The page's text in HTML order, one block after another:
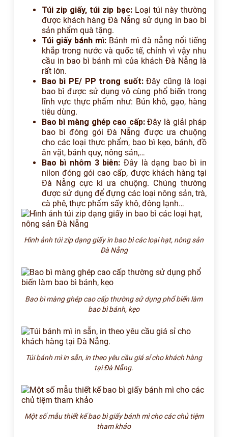
Túi zip giấy, túi zip bạc:Loại túi này thường
được khách hàng Đà Nẵng sử dụng in bao bì
sản phẩm quà tặng.
Túi giấy bánh mì:Bánh mì đà nẵng nổi tiếng
khắp trong nước và quốc tế, chính vì vậy nhu
cầu in bao bì bánh mì của khách Đà Nẵng là
rất lớn.
Bao bì PE/ PP trong suốt:Đây cũng là loại
bao bì được sử dụng vô cùng phổ biến trong
lĩnh vực thực phẩm như: Bún khô, gạo, hàng
tiêu dùng.
Bao bì màng ghép cao cấp:Đây là giải pháp
bao bì đóng gói Đà Nẵng được ưa chuộng
cho các loại thực phẩm, bao bì kẹo, bánh, đồ
ăn vặt, bánh quy, nông sản,…
Bao bì nhôm 3 biên: Đây là dạng bao bì in
nilon đóng gói cao cấp, được khách hàng tại
Đà Nẵng cực kì ưa chuộng. Chúng thường
được sử dụng để đựng các loại nông sản, trà,
cà phê, thực phẩm sấy khô, đông lạnh…
Hình ảnh túi zip dạng giấy in bao bì các loại hạt, nông sản
Đà Nẵng
Bao bì màng ghép cao cấp thường sử dụng phổ biến làm
bao bì bánh, kẹo
Túi bánh mì in sẵn, in theo yêu cầu giá sỉ cho khách hàng
tại Đà Nẵng.
Một số mẫu thiết kế bao bì giấy bánh mì cho các chủ tiệm
tham khảo